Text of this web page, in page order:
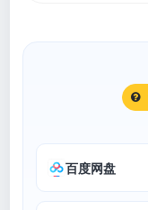
百度网盘